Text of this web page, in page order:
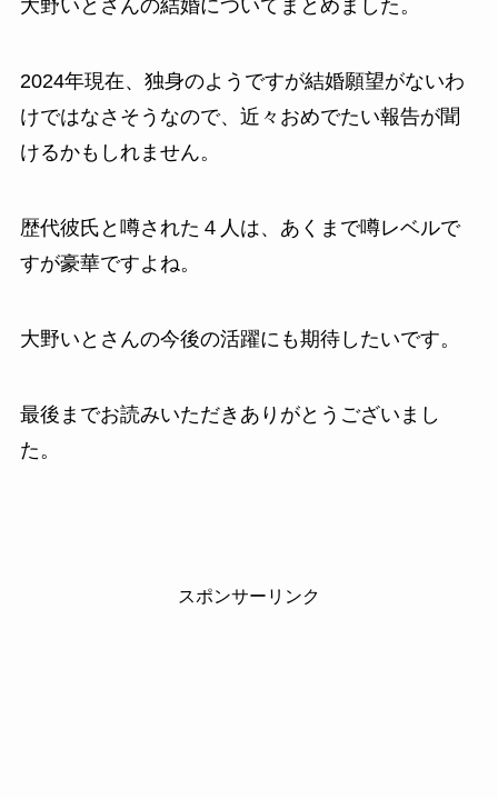
大野いとさんの結婚についてまとめました。
2024年現在、独身のようですが結婚願望がないわ
けではなさそうなので、近々おめでたい報告が聞
けるかもしれません。
歴代彼氏と噂された４人は、あくまで噂レベルで
すが豪華ですよね。
大野いとさんの今後の活躍にも期待したいです。
最後までお読みいただきありがとうございまし
た。
スポンサーリンク